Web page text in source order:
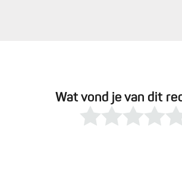
Wat vond je van dit